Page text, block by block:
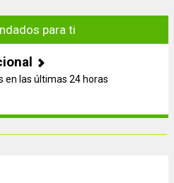
para ti
en las últimas 24 horas